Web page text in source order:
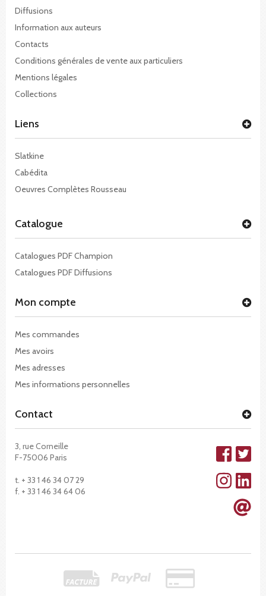
Diffusions
Information aux auteurs
Contacts
Conditions générales de vente aux particuliers
Mentions légales
Collections
Liens
Slatkine
Cabédita
Oeuvres Complètes Rousseau
Catalogue
Catalogues PDF Champion
Catalogues PDF Diffusions
Mon compte
Mes commandes
Mes avoirs
Mes adresses
Mes informations personnelles
Contact
3, rue Corneille
F-75006 Paris
t. + 33 1 46 34 07 29
f. + 33 1 46 34 64 06